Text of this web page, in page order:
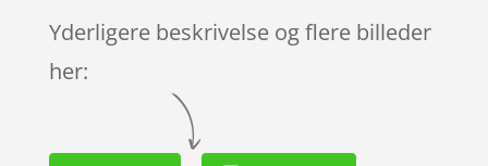
Yderligere beskrivelse og flere billeder
her: